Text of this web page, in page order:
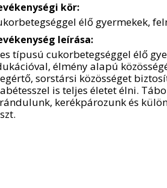
kör:
élő gyermekek,
leírása:
típusú cukorbetegséggel élő
élmény alapú
sorstársi közösséget
is teljes életet élni.
kerékpározunk és